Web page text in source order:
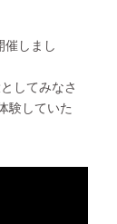
催しまし
してみなさ
験していた